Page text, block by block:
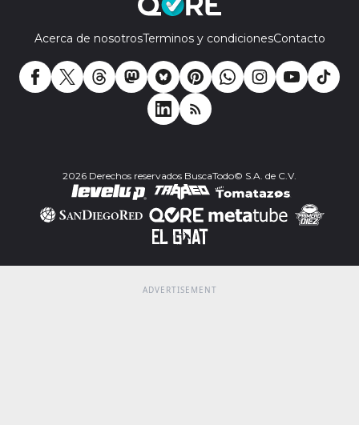
Acerca de nosotrosTerminos y condicionesContacto
2026 Derechos reservados BuscaTodo© S.A. de C.V.